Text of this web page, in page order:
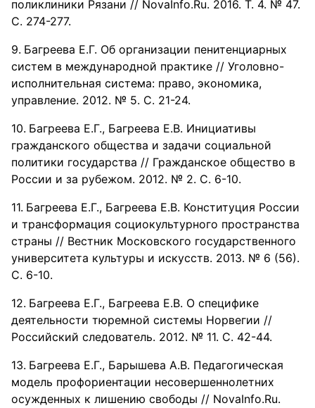
поликлиники Рязани // NovaInfo.Ru. 2016. Т. 4. № 47.
С. 274-277.
Багреева Е.Г. Об организации пенитенциарных
систем в международной практике // Уголовно-
исполнительная система: право, экономика,
управление. 2012. № 5. С. 21-24.
Багреева Е.Г., Багреева Е.В. Инициативы
гражданского общества и задачи социальной
политики государства // Гражданское общество в
России и за рубежом. 2012. № 2. С. 6-10.
Багреева Е.Г., Багреева Е.В. Конституция России
и трансформация социокультурного пространства
страны // Вестник Московского государственного
университета культуры и искусств. 2013. № 6 (56).
С. 6-10.
Багреева Е.Г., Багреева Е.В. О специфике
деятельности тюремной системы Норвегии //
Российский следователь. 2012. № 11. С. 42-44.
Багреева Е.Г., Барышева А.В. Педагогическая
модель профориентации несовершеннолетних
осужденных к лишению свободы // NovaInfo.Ru.